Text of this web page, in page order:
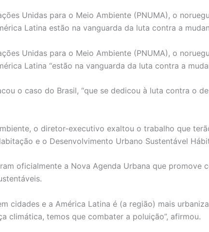
Unidas para o Meio Ambiente (PNUMA), o
Latina estão na vanguarda da luta contra a
Unidas para o Meio Ambiente (PNUMA), o
Latina “estão na vanguarda da luta contra a
o caso do Brasil, “que se dedicou à luta contra o
o diretor-executivo exaltou o trabalho que
e o Desenvolvimento Urbano Sustentável
oficialmente a Nova Agenda Urbana que promove
cidades e a América Latina é (a região) mais
climática, temos que combater a poluição”, afirmou.